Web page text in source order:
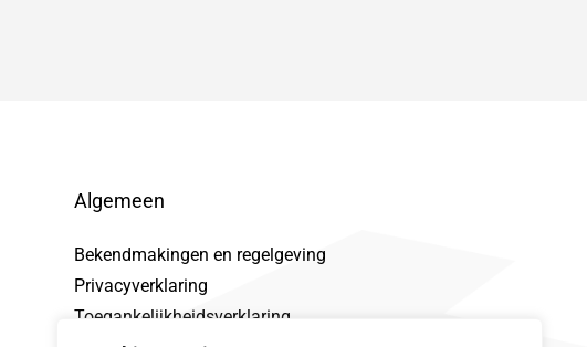
Algemeen
Bekendmakingen en regelgeving
Privacyverklaring
Toegankelijkheidsverklaring